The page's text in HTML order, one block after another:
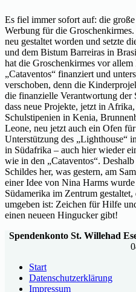
Es fiel immer sofort auf: die
Werbung für die
neu gestaltet worden und setzte
und dem Bistum Barreiras in
hat die Groschenkirmes vor
„Cataventos“ finanziert und
verschoben, denn die
die finanzielle Verantwortung der
dass neue Projekte, jetzt in
Schulstipenien in Kenia,
Leone, neu jetzt auch ein Ofen
Unterstützung des „Lighthouse“
in Südafrika – auch hier wieder
wie in den „Cataventos“.
Schildes her, was gestern, am
einer Idee von Nina Harms
Südamerika im Zentrum
umgeben ist: Zeichen für Hilfe
einen neueen Hingucker gibt!
Spendenkonto St. Willehad
Start
Datenschutzerklärung
Impressum